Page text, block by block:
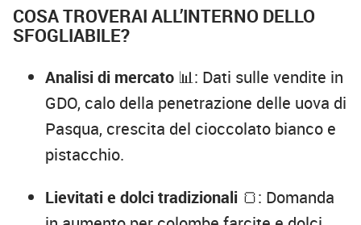
COSA TROVERAI ALL’INTERNO DELLO
SFOGLIABILE?
Analisi di mercato 📊: Dati sulle vendite in
GDO, calo della penetrazione delle uova di
Pasqua, crescita del cioccolato bianco e
pistacchio.
Lievitati e dolci tradizionali 🍞: Domanda